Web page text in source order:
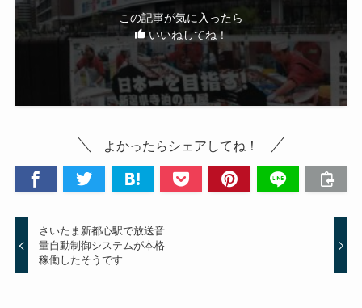
この記事が気に入ったら
いいねしてね！
よかったらシェアしてね！
さいたま新都心駅で放送音
量自動制御システムが本格
稼働したそうです